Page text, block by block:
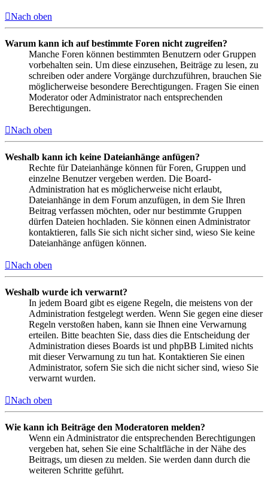
Nach oben
Warum kann ich auf bestimmte Foren nicht zugreifen?
Manche Foren können bestimmten Benutzern oder Gruppen
vorbehalten sein. Um diese einzusehen, Beiträge zu lesen, zu
schreiben oder andere Vorgänge durchzuführen, brauchen Sie
möglicherweise besondere Berechtigungen. Fragen Sie einen
Moderator oder Administrator nach entsprechenden
Berechtigungen.
Nach oben
Weshalb kann ich keine Dateianhänge anfügen?
Rechte für Dateianhänge können für Foren, Gruppen und
einzelne Benutzer vergeben werden. Die Board-
Administration hat es möglicherweise nicht erlaubt,
Dateianhänge in dem Forum anzufügen, in dem Sie Ihren
Beitrag verfassen möchten, oder nur bestimmte Gruppen
dürfen Dateien hochladen. Sie können einen Administrator
kontaktieren, falls Sie sich nicht sicher sind, wieso Sie keine
Dateianhänge anfügen können.
Nach oben
Weshalb wurde ich verwarnt?
In jedem Board gibt es eigene Regeln, die meistens von der
Administration festgelegt werden. Wenn Sie gegen eine dieser
Regeln verstoßen haben, kann sie Ihnen eine Verwarnung
erteilen. Bitte beachten Sie, dass dies die Entscheidung der
Administration dieses Boards ist und phpBB Limited nichts
mit dieser Verwarnung zu tun hat. Kontaktieren Sie einen
Administrator, sofern Sie sich die nicht sicher sind, wieso Sie
verwarnt wurden.
Nach oben
Wie kann ich Beiträge den Moderatoren melden?
Wenn ein Administrator die entsprechenden Berechtigungen
vergeben hat, sehen Sie eine Schaltfläche in der Nähe des
Beitrags, um diesen zu melden. Sie werden dann durch die
weiteren Schritte geführt.